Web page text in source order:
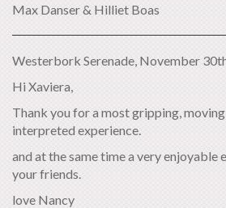
Max Danser & Hilliet Boas
Westerbork Serenade, November
Hi Xaviera,
Thank you for a most gripping,
interpreted experience.
and at the same time a very enjoyable
your friends.
love Nancy